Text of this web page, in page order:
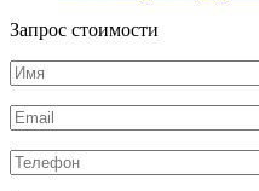
Запрос стоимости